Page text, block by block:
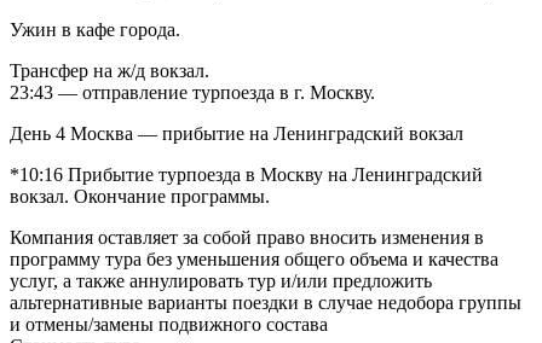
Ужин в кафе города.
Трансфер на ж/д вокзал.
23:43 — отправление турпоезда в г. Москву.
День 4 Москва — прибытие на Ленинградский вокзал
*10:16 Прибытие турпоезда в Москву на Ленинградский
вокзал. Окончание программы.
Компания оставляет за собой право вносить изменения в
программу тура без уменьшения общего объема и качества
услуг, а также аннулировать тур и/или предложить
альтернативные варианты поездки в случае недобора группы
и отмены/замены подвижного состава